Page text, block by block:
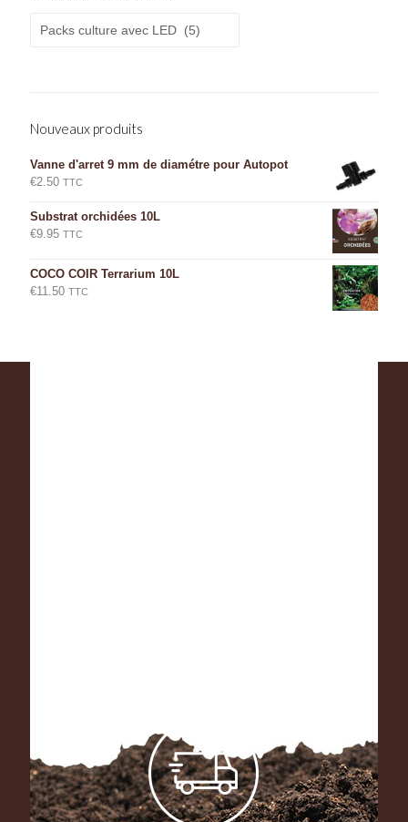
Nouveaux produits
Vanne d'arret 9 mm de diamétre pour Autopot
€2.50 TTC
Substrat orchidées 10L
€9.95 TTC
COCO COIR Terrarium 10L
€11.50 TTC